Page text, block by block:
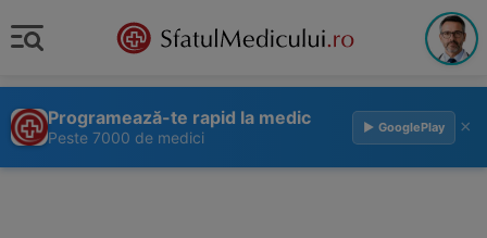
Programează-te rapid la medic
Peste 7000 de medici
▶ GooglePlay ×